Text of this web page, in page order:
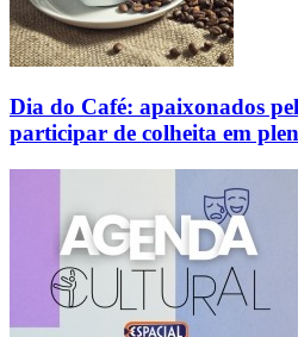
Dia do Café: apaixonados
participar de colheita em